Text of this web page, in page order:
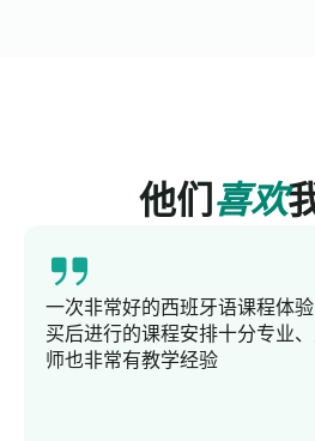
他们 喜欢
一次非常好的西班牙语课程体
买后进行的课程安排十分专业
师也非常有教学经验